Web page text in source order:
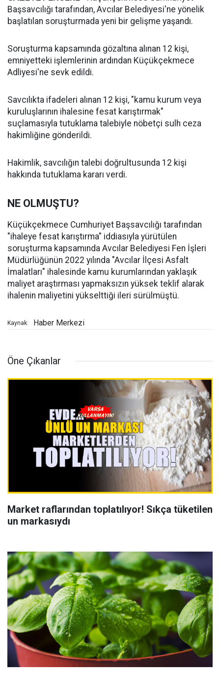
Başsavcılığı tarafından, Avcılar Belediyesi'ne yönelik
başlatılan soruşturmada yeni bir gelişme yaşandı.
Soruşturma kapsamında gözaltına alınan 12 kişi,
emniyetteki işlemlerinin ardından Küçükçekmece
Adliyesi'ne sevk edildi.
Savcılıkta ifadeleri alınan 12 kişi, "kamu kurum veya
kuruluşlarının ihalesine fesat karıştırmak"
suçlamasıyla tutuklama talebiyle nöbetçi sulh ceza
hakimliğine gönderildi.
Hakimlik, savcılığın talebi doğrultusunda 12 kişi
hakkında tutuklama kararı verdi.
NE OLMUŞTU?
Küçükçekmece Cumhuriyet Başsavcılığı tarafından
"ihaleye fesat karıştırma" iddiasıyla yürütülen
soruşturma kapsamında Avcılar Belediyesi Fen İşleri
Müdürlüğünün 2022 yılında "Avcılar İlçesi Asfalt
İmalatları" ihalesinde kamu kurumlarından yaklaşık
maliyet araştırması yapmaksızın yüksek teklif alarak
ihalenin maliyetini yükselttiği ileri sürülmüştü.
Kaynak: Haber Merkezi
Öne Çıkanlar
Market raflarından toplatılıyor! Sıkça tüketilen
un markasıydı